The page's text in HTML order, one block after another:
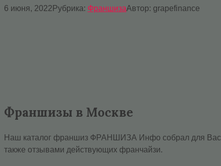
6 июня, 2022 Рубрика: ФраншизаАвтор: grapefinance
Франшизы в Москве
Наш каталог франшиз ФРАНШИЗА Инфо собрал для Вас
также отзывами действующих франчайзи.